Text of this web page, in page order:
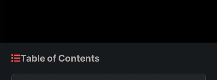
Table of Contents